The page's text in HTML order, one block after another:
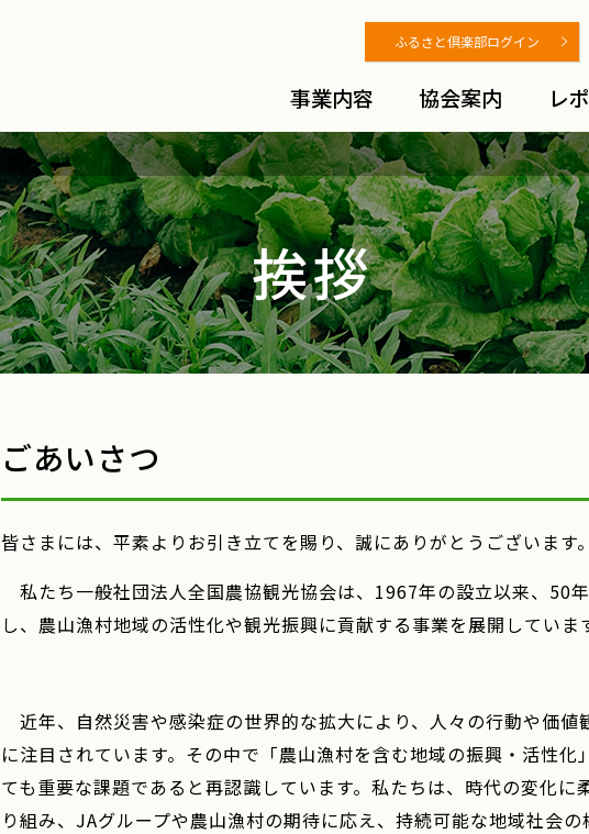
ふるさと倶楽部ログイン
事業内容 協会案内 レ
挨拶
ごあいさつ
皆さまには、平素よりお引き立てを賜り、誠にありがとうございます。
私たち一般社団法人全国農協観光協会は、1967年の設立以来、50
し、農山漁村地域の活性化や観光振興に貢献する事業を展開していま
近年、自然災害や感染症の世界的な拡大により、人々の行動や価
に注目されています。その中で「農山漁村を含む地域の振興・活性
ても重要な課題であると再認識しています。私たちは、時代の変化
り組み、JAグループや農山漁村の期待に応え、持続可能な地域社会の